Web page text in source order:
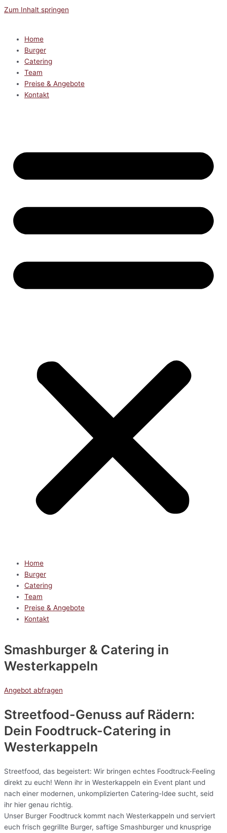
Zum Inhalt springen
Home
Burger
Catering
Team
Preise & Angebote
Kontakt
Home
Burger
Catering
Team
Preise & Angebote
Kontakt
Smashburger & Catering in
Westerkappeln
Angebot abfragen
Streetfood-Genuss auf Rädern:
Dein Foodtruck-Catering in
Westerkappeln
Streetfood, das begeistert: Wir bringen echtes Foodtruck-Feeling
direkt zu euch! Wenn ihr in Westerkappeln ein Event plant und
nach einer modernen, unkomplizierten Catering-Idee sucht, seid
ihr hier genau richtig.
Unser Burger Foodtruck kommt nach Westerkappeln und serviert
euch frisch gegrillte Burger, saftige Smashburger und knusprige